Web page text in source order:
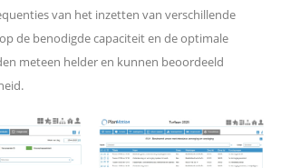
van het inzetten van verschillende
de benodigde capaciteit en de optimale
meteen helder en kunnen beoordeeld